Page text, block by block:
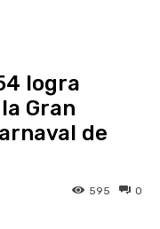
logra
Gran
de
0
595